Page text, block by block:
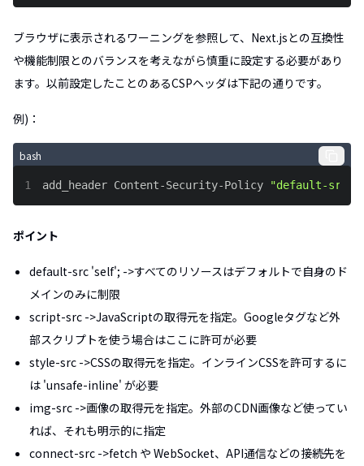
ブラウザに表示されるワーニングを参照して、Next.jsとの互換性
や機能制限とのバランスを考えながら慎重に設定する必要があり
ます。以前設定したことのあるCSPヘッダは下記の通りです。
例)：
bash
1 add_header Content-Security-Policy "default-src
ポイント
default-src 'self'; ->すべてのリソースはデフォルトで自身のド
メインのみに制限
script-src ->JavaScriptの取得元を指定。Googleタグなど外
部スクリプトを使う場合はここに許可が必要
style-src ->CSSの取得元を指定。インラインCSSを許可するに
は 'unsafe-inline' が必要
img-src ->画像の取得元を指定。外部のCDN画像など使ってい
れば、それも明示的に指定
connect-src ->fetch や WebSocket、API通信などの接続先を